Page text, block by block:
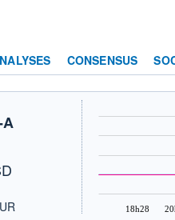
CONSENSUS
A
18h28